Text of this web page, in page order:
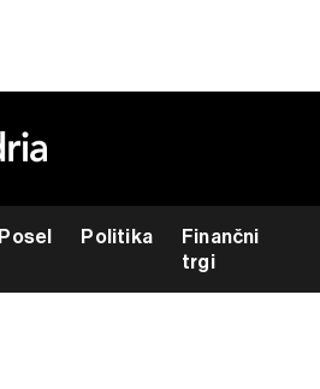
Posel Politika
Finančni
trgi